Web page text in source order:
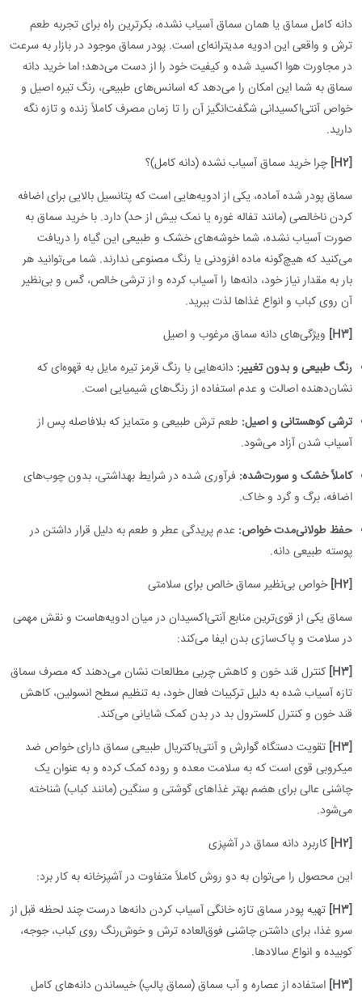
دانه کامل سماق یا همان سماق آسیاب نشده، بکرترین راه برای تجربه طعم
ترش و واقعی این ادویه مدیترانه‌ای است. پودر سماق موجود در بازار به سرعت
در مجاورت هوا اکسید شده و کیفیت خود را از دست می‌دهد؛ اما خرید دانه
سماق به شما این امکان را می‌دهد که اسانس‌های طبیعی، رنگ تیره اصیل و
خواص آنتی‌اکسیدانی شگفت‌انگیز آن را تا زمان مصرف کاملاً زنده و تازه نگه
دارید.
[H2]
چرا خرید سماق آسیاب نشده (دانه کامل)؟
سماق پودر شده آماده، یکی از ادویه‌هایی است که پتانسیل بالایی برای اضافه
کردن ناخالصی (مانند تفاله غوره یا نمک بیش از حد) دارد. با خرید سماق به
صورت آسیاب نشده، شما خوشه‌های خشک و طبیعی این گیاه را دریافت
می‌کنید که هیچ‌گونه ماده افزودنی یا رنگ مصنوعی ندارند. شما می‌توانید هر
بار به مقدار نیاز خود، دانه‌ها را آسیاب کرده و از ترشی خالص، گس و بی‌نظیر
آن روی کباب و انواع غذاها لذت ببرید.
[H3]
ویژگی‌های دانه سماق مرغوب و اصیل
رنگ طبیعی و بدون تغییر: دانه‌هایی با رنگ قرمز تیره مایل به قهوه‌ای که
نشان‌دهنده اصالت و عدم استفاده از رنگ‌های شیمیایی است.
ترشی کوهستانی و اصیل: طعم ترش طبیعی و متمایز که بلافاصله پس از
آسیاب شدن آزاد می‌شود.
کاملاً خشک و سورت‌شده: فرآوری شده در شرایط بهداشتی، بدون چوب‌های
اضافه، برگ و گرد و خاک.
حفظ طولانی‌مدت خواص: عدم پریدگی عطر و طعم به دلیل قرار داشتن در
پوسته طبیعی دانه.
[H2]
خواص بی‌نظیر سماق خالص برای سلامتی
سماق یکی از قوی‌ترین منابع آنتی‌اکسیدان در میان ادویه‌هاست و نقش مهمی
در سلامت و پاک‌سازی بدن ایفا می‌کند:
[H3]
کنترل قند خون و کاهش چربی مطالعات نشان می‌دهند که مصرف سماق
تازه آسیاب شده به دلیل ترکیبات فعال خود، به تنظیم سطح انسولین، کاهش
قند خون و کنترل کلسترول بد در بدن کمک شایانی می‌کند.
[H3]
تقویت دستگاه گوارش و آنتی‌باکتریال طبیعی سماق دارای خواص ضد
میکروبی قوی است که به سلامت معده و روده کمک کرده و به عنوان یک
چاشنی عالی برای هضم بهتر غذاهای گوشتی و سنگین (مانند کباب) شناخته
می‌شود.
[H2]
کاربرد دانه سماق در آشپزی
این محصول را می‌توان به دو روش کاملاً متفاوت در آشپزخانه به کار برد:
[H3]
تهیه پودر سماق تازه خانگی آسیاب کردن دانه‌ها درست چند لحظه قبل از
سرو غذا، برای داشتن چاشنی فوق‌العاده ترش و خوش‌رنگ روی کباب، جوجه،
کوبیده و انواع سالادها.
[H3]
استفاده از عصاره و آب سماق (سماق پالپ) خیساندن دانه‌های کامل